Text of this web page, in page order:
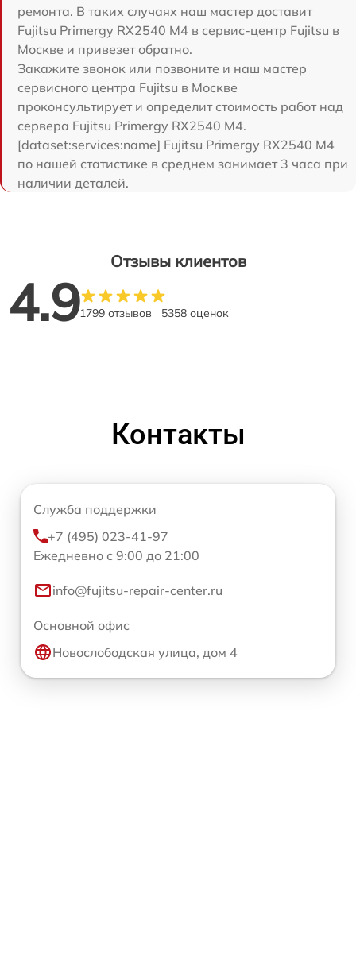
ремонта. В таких случаях наш мастер доставит
Fujitsu Primergy RX2540 M4 в сервис-центр Fujitsu в
Москве и привезет обратно.
Закажите звонок или позвоните и наш мастер
сервисного центра Fujitsu в Москве
проконсультирует и определит стоимость работ над
сервера Fujitsu Primergy RX2540 M4.
[dataset:services:name] Fujitsu Primergy RX2540 M4
по нашей статистике в среднем занимает 3 часа при
наличии деталей.
Отзывы клиентов
4.91799 отзывов 5358 оценок
Контакты
Служба поддержки
+7 (495) 023-41-97
Ежедневно с 9:00 до 21:00
info@fujitsu-repair-center.ru
Основной офис
Новослободская улица, дом 4